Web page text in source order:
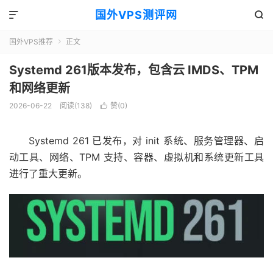
国外VPS测评网 

国外VPS推荐  正文
Systemd 261版本发布，包含云 IMDS、TPM
和网络更新
2026-06-22 阅读(138)  赞(0)
Systemd 261 已发布，对 init 系统、服务管理器、启
动工具、网络、TPM 支持、容器、虚拟机和系统更新工具
进行了重大更新。